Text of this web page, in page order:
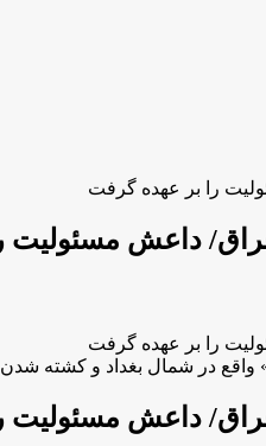
بغداد و کشته شدن ۲۲ نفر خبر دادند.